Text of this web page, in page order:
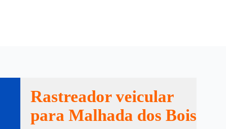
Rastreador veicular
para Malhada dos Bois